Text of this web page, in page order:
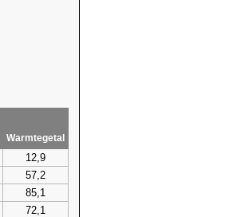
Warmtegetal
12,9
57,2
85,1
72,1